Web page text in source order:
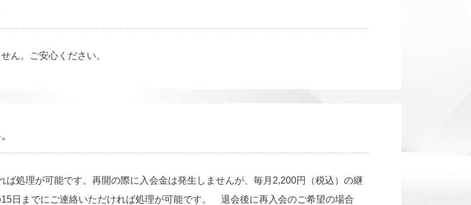
ん。ご安心ください。
処理が可能です。再開の際に入会金は発生しませんが、毎月2,200円（税込）の継
日までにご連絡いただければ処理が可能です。 退会後に再入会のご希望の場合